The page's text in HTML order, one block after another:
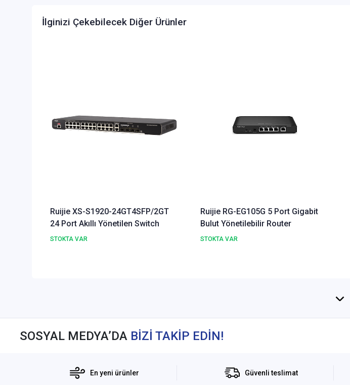
İlginizi Çekebilecek Diğer Ürünler
Ruijie XS-S1920-24GT4SFP/2GT
24 Port Akıllı Yönetilen Switch
STOKTA VAR
Ruijie RG-EG105G 5 Port Gigabit
Bulut Yönetilebilir Router
STOKTA VAR
SOSYAL MEDYA’DA BİZİ TAKİP EDİN!
En yeni ürünler Güvenli teslimat